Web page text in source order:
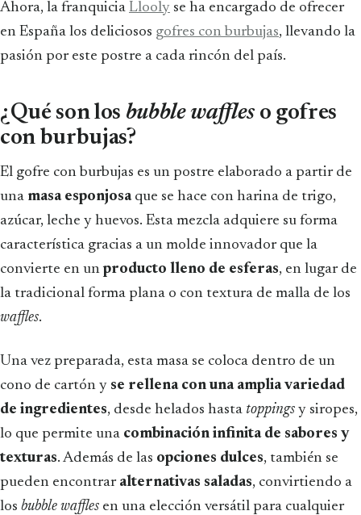
Ahora, la franquicia Llooly se ha encargado de ofrecer
en España los deliciosos gofres con burbujas, llevando la
pasión por este postre a cada rincón del país.
¿Qué son los bubble waffleso gofres
con burbujas?
El gofre con burbujas es un postre elaborado a partir de
una masa esponjosaque se hace con harina de trigo,
azúcar, leche y huevos. Esta mezcla adquiere su forma
característica gracias a un molde innovador que la
convierte en unproducto lleno de esferas, en lugar de
la tradicional forma plana o con textura de malla de los
waffles.
Una vez preparada, esta masa se coloca dentro de un
cono de cartón y se rellena con una amplia variedad
de ingredientes, desde helados hasta toppings y siropes,
lo que permite una combinación infinita de sabores y
texturas. Además de las opciones dulces, también se
pueden encontraralternativas saladas, convirtiendo a
los bubble waffles en una elección versátil para cualquier